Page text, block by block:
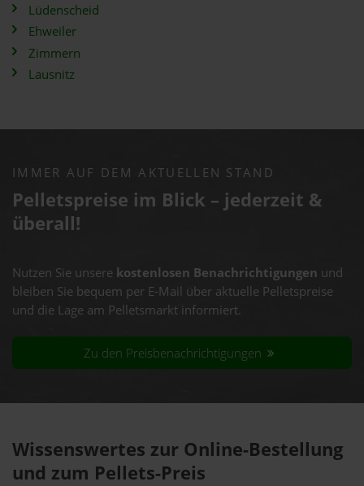
Lüdenscheid
Ehweiler
Zimmern
Lausnitz
IMMER AUF DEM AKTUELLEN STAND
Pelletspreise im Blick – jederzeit &
überall!
Nutzen Sie unsere kostenlosen Benachrichtigungen und
bleiben Sie bequem per E-Mail über aktuelle Pelletspreise
und die Lage am Pelletsmarkt informiert.
Zu den Preisbenachrichtigungen
Wissenswertes zur Online-Bestellung
und zum Pellets-Preis